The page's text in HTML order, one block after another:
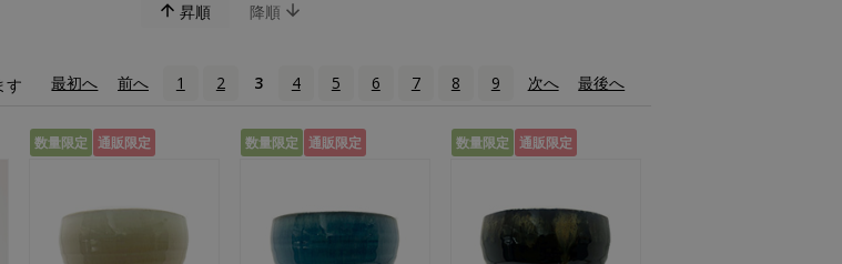
昇順 降順
す 最初へ 前へ 1 2 3 4 5 6 7 8 9 次へ 最後へ
数量限定 通販限定 数量限定 通販限定 数量限定 通販限定